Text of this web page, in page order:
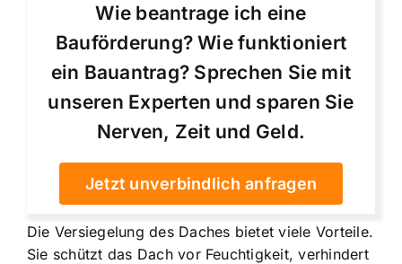
Wie beantrage ich eine
Bauförderung? Wie funktioniert
ein Bauantrag? Sprechen Sie mit
unseren Experten und sparen Sie
Nerven, Zeit und Geld.
Jetzt unverbindlich anfragen
Die Versiegelung des Daches bietet viele Vorteile.
Sie schützt das Dach vor Feuchtigkeit, verhindert